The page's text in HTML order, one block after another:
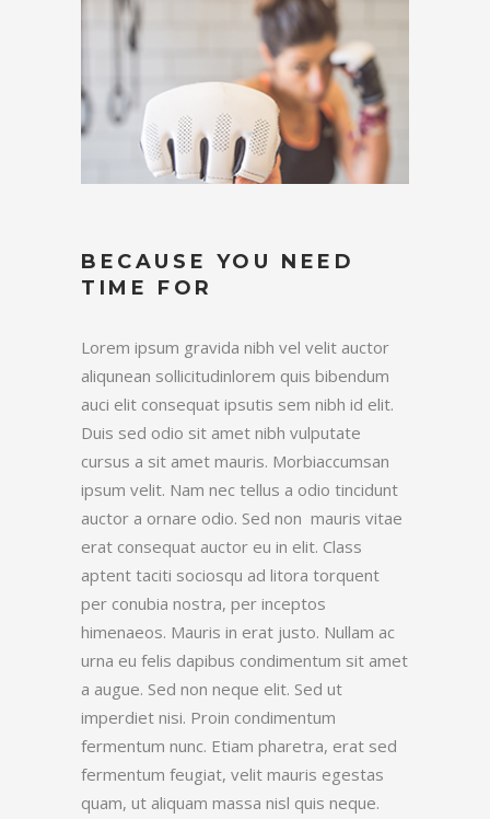
BECAUSE YOU NEED
TIME FOR
Lorem ipsum gravida nibh vel velit auctor
aliqunean sollicitudinlorem quis bibendum
auci elit consequat ipsutis sem nibh id elit.
Duis sed odio sit amet nibh vulputate
cursus a sit amet mauris. Morbiaccumsan
ipsum velit. Nam nec tellus a odio tincidunt
auctor a ornare odio. Sed non mauris vitae
erat consequat auctor eu in elit. Class
aptent taciti sociosqu ad litora torquent
per conubia nostra, per inceptos
himenaeos. Mauris in erat justo. Nullam ac
urna eu felis dapibus condimentum sit amet
a augue. Sed non neque elit. Sed ut
imperdiet nisi. Proin condimentum
fermentum nunc. Etiam pharetra, erat sed
fermentum feugiat, velit mauris egestas
quam, ut aliquam massa nisl quis neque.